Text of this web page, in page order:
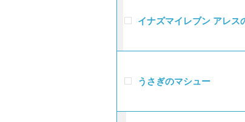
イナズマイレブン アレス
うさぎのマシュー